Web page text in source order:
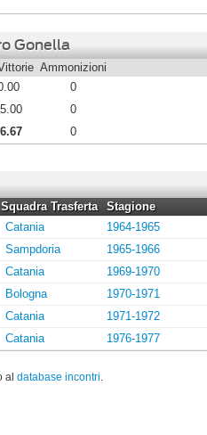
Gonella
Ammonizioni
0
0
0
Squadra Trasferta
Stagione
Catania
1964-1965
Sampdoria
1965-1966
Catania
1969-1970
Bologna
1970-1971
Catania
1971-1972
Catania 1976-1977
al database incontri.